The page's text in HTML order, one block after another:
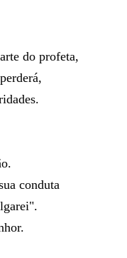
do profeta,
perderá,
.
.
conduta
".
.